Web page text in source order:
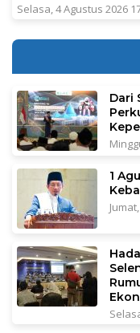
Selasa, 4 Agustus 2026
Dari
1